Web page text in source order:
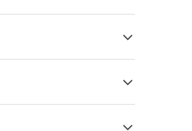
del consejo
honor a la